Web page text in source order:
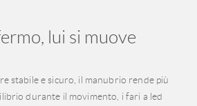
lui si muove
stabile e sicuro, il manubrio rende più
durante il movimento, i fari a led